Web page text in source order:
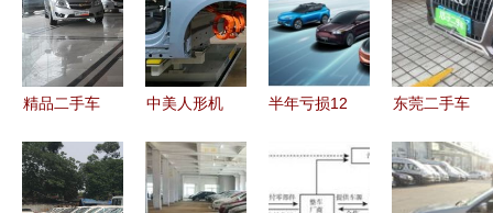
精品二手车
大开业 一
站式购车新
中美人形机
车工厂 硬
氪视角下的
半年亏损12
的喧嚣与遮
东莞二手车
析 交易、
报价与销售